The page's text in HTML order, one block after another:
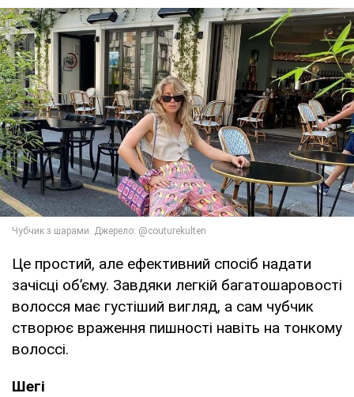
Це простий, але ефективний спосіб надати
зачісці об’єму. Завдяки легкій багатошаровості
волосся має густіший вигляд, а сам чубчик
створює враження пишності навіть на тонкому
волоссі.
Шегі